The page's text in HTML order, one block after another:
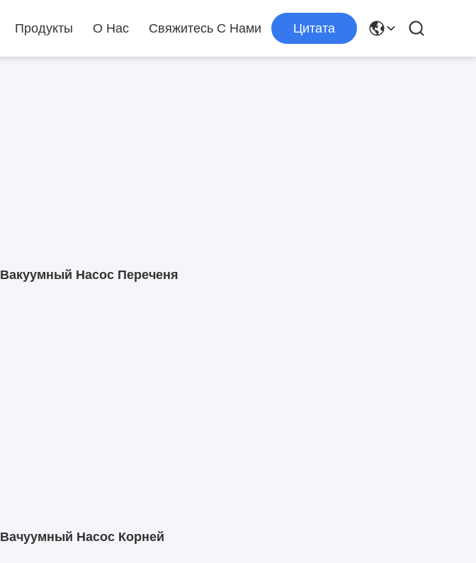
Продукты О Нас Свяжитесь С Нами Цитата
Вакуумный Насос Переченя
Вачуумный Насос Корней